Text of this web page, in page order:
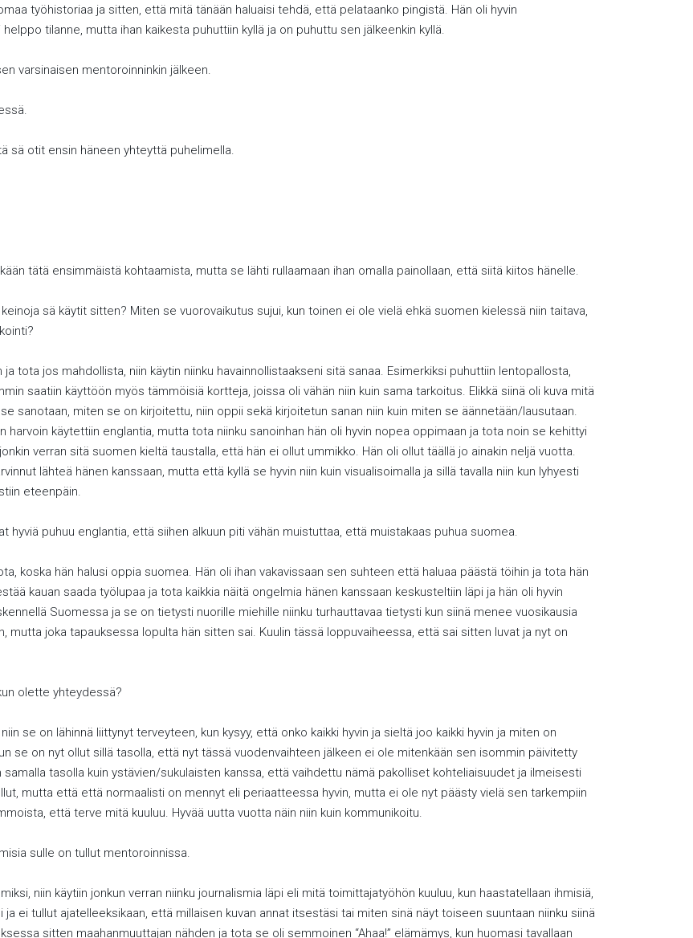
työhistoriaa ja sitten, että mitä tänään haluaisi tehdä, että pelataanko pingistä. Hän oli hyvin
tilanne, mutta ihan kaikesta puhuttiin kyllä ja on puhuttu sen jälkeenkin kyllä.
varsinaisen mentoroinninkin jälkeen.
sä otit ensin häneen yhteyttä puhelimella.
tätä ensimmäistä kohtaamista, mutta se lähti rullaamaan ihan omalla painollaan, että siitä kiitos hänelle.
sä käytit sitten? Miten se vuorovaikutus sujui, kun toinen ei ole vielä ehkä suomen kielessä niin taitava,
tota jos mahdollista, niin käytin niinku havainnollistaakseni sitä sanaa. Esimerkiksi puhuttiin lentopallosta,
saatiin käyttöön myös tämmöisiä kortteja, joissa oli vähän niin kuin sama tarkoitus. Elikkä siinä oli kuva mitä
sanotaan, miten se on kirjoitettu, niin oppii sekä kirjoitetun sanan niin kuin miten se äännetään/lausutaan.
harvoin käytettiin englantia, mutta tota niinku sanoinhan hän oli hyvin nopea oppimaan ja tota noin se kehittyi
verran sitä suomen kieltä taustalla, että hän ei ollut ummikko. Hän oli ollut täällä jo ainakin neljä vuotta.
lähteä hänen kanssaan, mutta että kyllä se hyvin niin kuin visualisoimalla ja sillä tavalla niin kun lyhyesti
eteenpäin.
hyviä puhuu englantia, että siihen alkuun piti vähän muistuttaa, että muistakaas puhua suomea.
koska hän halusi oppia suomea. Hän oli ihan vakavissaan sen suhteen että haluaa päästä töihin ja tota hän
kauan saada työlupaa ja tota kaikkia näitä ongelmia hänen kanssaan keskusteltiin läpi ja hän oli hyvin
Suomessa ja se on tietysti nuorille miehille niinku turhauttavaa tietysti kun siinä menee vuosikausia
mutta joka tapauksessa lopulta hän sitten sai. Kuulin tässä loppuvaiheessa, että sai sitten luvat ja nyt on
olette yhteydessä?
se on lähinnä liittynyt terveyteen, kun kysyy, että onko kaikki hyvin ja sieltä joo kaikki hyvin ja miten on
se on nyt ollut sillä tasolla, että nyt tässä vuodenvaihteen jälkeen ei ole mitenkään sen isommin päivitetty
tasolla kuin ystävien/sukulaisten kanssa, että vaihdettu nämä pakolliset kohteliaisuudet ja ilmeisesti
mutta että että normaalisti on mennyt eli periaatteessa hyvin, mutta ei ole nyt päästy vielä sen tarkempiin
että terve mitä kuuluu. Hyvää uutta vuotta näin niin kuin kommunikoitu.
sulle on tullut mentoroinnissa.
niin käytiin jonkun verran niinku journalismia läpi eli mitä toimittajatyöhön kuuluu, kun haastatellaan ihmisiä,
ei tullut ajatelleeksikaan, että millaisen kuvan annat itsestäsi tai miten sinä näyt toiseen suuntaan niinku siinä
sitten maahanmuuttajan nähden ja tota se oli semmoinen “Ahaa!” elämämys, kun huomasi tavallaan